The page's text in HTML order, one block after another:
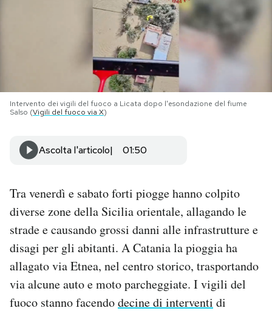
SHOP
CALENDARIO
AREA PERSONALE
Area Personale
Notifiche mobile
Regala il Post
Hai bisogno di aiuto?
Esci
Intervento dei vigili del fuoco a Licata dopo l'esondazione del fiume
Salso (Vigili del fuoco via X)
Ascolta l'articolo 01:50
Tra venerdì e sabato forti piogge hanno colpito
diverse zone della Sicilia orientale, allagando le
strade e causando grossi danni alle infrastrutture e
disagi per gli abitanti. A Catania la pioggia ha
allagato via Etnea, nel centro storico, trasportando
via alcune auto e moto parcheggiate. I vigili del
fuoco stanno facendodecine di interventi di